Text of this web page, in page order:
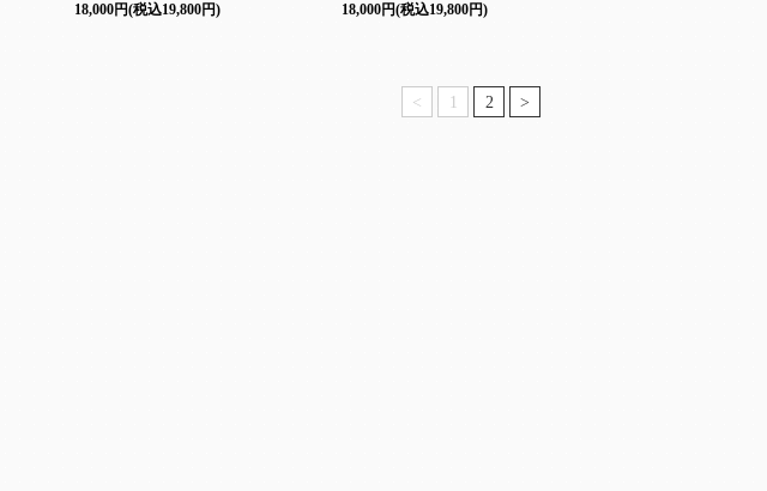
18,000円(税込19,800円)
18,000円(税込19,800円)
< 1 2 >